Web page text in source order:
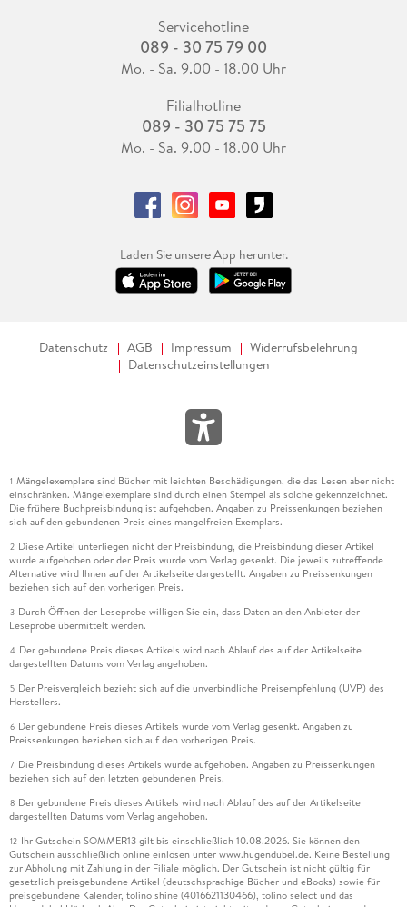
Servicehotline
089 - 30 75 79 00
Mo. - Sa. 9.00 - 18.00 Uhr
Filialhotline
089 - 30 75 75 75
Mo. - Sa. 9.00 - 18.00 Uhr
Laden Sie unsere App herunter.
Datenschutz AGB Impressum
Widerrufsbelehrung
Datenschutzeinstellungen
1 Mängelexemplare sind Bücher mit leichten Beschädigungen, die das Lesen aber nicht
einschränken. Mängelexemplare sind durch einen Stempel als solche gekennzeichnet.
Die frühere Buchpreisbindung ist aufgehoben. Angaben zu Preissenkungen beziehen
sich auf den gebundenen Preis eines mangelfreien Exemplars.
2 Diese Artikel unterliegen nicht der Preisbindung, die Preisbindung dieser Artikel
wurde aufgehoben oder der Preis wurde vom Verlag gesenkt. Die jeweils zutreffende
Alternative wird Ihnen auf der Artikelseite dargestellt. Angaben zu Preissenkungen
beziehen sich auf den vorherigen Preis.
3 Durch Öffnen der Leseprobe willigen Sie ein, dass Daten an den Anbieter der
Leseprobe übermittelt werden.
4 Der gebundene Preis dieses Artikels wird nach Ablauf des auf der Artikelseite
dargestellten Datums vom Verlag angehoben.
5 Der Preisvergleich bezieht sich auf die unverbindliche Preisempfehlung (UVP) des
Herstellers.
6 Der gebundene Preis dieses Artikels wurde vom Verlag gesenkt. Angaben zu
Preissenkungen beziehen sich auf den vorherigen Preis.
7 Die Preisbindung dieses Artikels wurde aufgehoben. Angaben zu Preissenkungen
beziehen sich auf den letzten gebundenen Preis.
8 Der gebundene Preis dieses Artikels wird nach Ablauf des auf der Artikelseite
dargestellten Datums vom Verlag angehoben.
12 Ihr Gutschein SOMMER13 gilt bis einschließlich 10.08.2026. Sie können den
Gutschein ausschließlich online einlösen unter www.hugendubel.de. Keine Bestellung
zur Abholung mit Zahlung in der Filiale möglich. Der Gutschein ist nicht gültig für
gesetzlich preisgebundene Artikel (deutschsprachige Bücher und eBooks) sowie für
preisgebundene Kalender, tolino shine (4016621130466), tolino select und das